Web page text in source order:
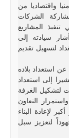
واقتصاديا من
الشركات
تنفيذ المشاريع
سيادته إلى
لتسهيل تقديم
استعداد بلاده
إلى استعداد
لتشكيل الغرفة
التعاون
لإعادة البناء
لتعزيز سبل